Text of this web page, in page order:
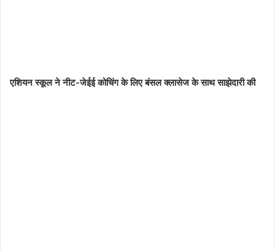
एशियन स्कूल ने नीट-जेईई कोचिंग के लिए बंसल क्लासेज के साथ साझेदारी की